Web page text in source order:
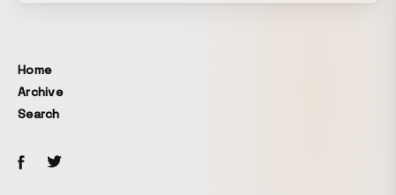
ベントをより盛り上げてくれます。 老若男女のみなら
ず、障害を持たれている方々など、多くの人々に新しい応援
もとに作り上げた新しいサービス/ツールです。応援の盛り上
Home
Archive
Search